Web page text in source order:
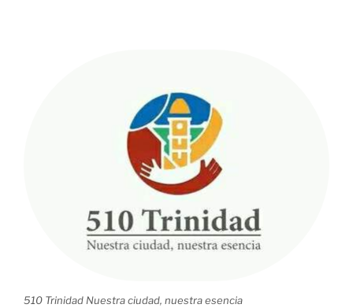
Panamá»
510 Trinidad Nuestra ciudad, nuestra esencia